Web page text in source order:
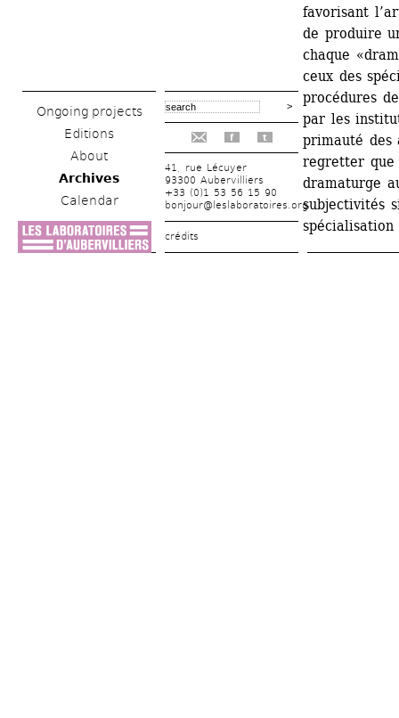
Ongoing projects
Editions
About
Archives
Calendar
f t
41, rue Lécuyer
93300 Aubervilliers
+33 (0)1 53 56 15 90
bonjour@leslaboratoires.org
crédits
favorisant
de produire
chaque
ceux des
procédures
par les
primauté des
regretter que
dramaturge
subjectivités